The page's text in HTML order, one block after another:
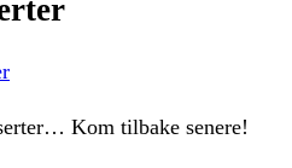
Kom tilbake senere!